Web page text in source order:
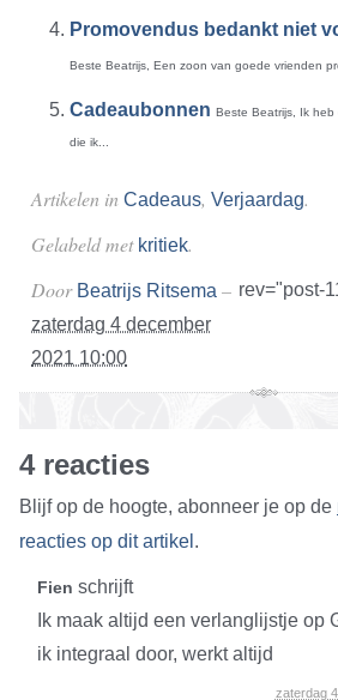
Promovendus bedankt niet
Beste Beatrijs, Een zoon van goede vrienden
Cadeaubonnen Beste Beatrijs, Ik
die ik...
Artikelen in Cadeaus, Verjaardag.
Gelabeld met kritiek.
rev="post-
Door Beatrijs Ritsema –
zaterdag 4 december
2021 10:00
4 reacties
Blijf op de hoogte, abonneer je op de
reacties op dit artikel .
Fien schrijft
Ik maak altijd een verlanglijstje op
ik integraal door, werkt altijd
zaterdag